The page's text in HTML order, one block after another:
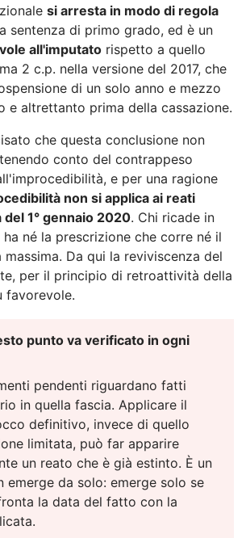
si arresta in modo di regola
sentenza di primo grado, ed è un
all'imputato rispetto a quello
2 c.p. nella versione del 2017, che
di un solo anno e mezzo
e altrettanto prima della cassazione.
che questa conclusione non
conto del contrappeso
e per una ragione
non si applica ai reati
1° gennaio 2020. Chi ricade in
né la prescrizione che corre né il
Da qui la reviviscenza del
per il principio di retroattività della
favorevole.
punto va verificato in ogni
pendenti riguardano fatti
in quella fascia. Applicare il
definitivo, invece di quello
limitata, può far apparire
un reato che è già estinto. È un
emerge da solo: emerge solo se
la data del fatto con la